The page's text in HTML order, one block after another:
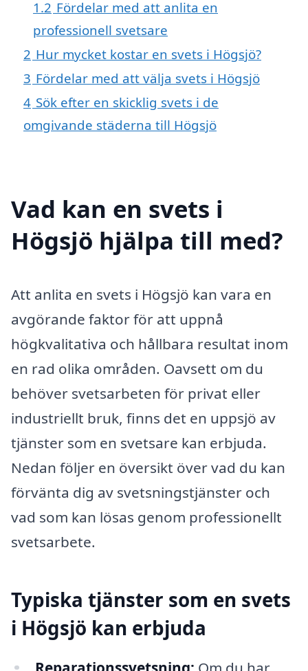
1.2 Fördelar med att anlita en
professionell svetsare
2 Hur mycket kostar en svets i Högsjö?
3 Fördelar med att välja svets i Högsjö
4 Sök efter en skicklig svets i de
omgivande städerna till Högsjö
Vad kan en svets i
Högsjö hjälpa till med?
Att anlita en svets i Högsjö kan vara en
avgörande faktor för att uppnå
högkvalitativa och hållbara resultat inom
en rad olika områden. Oavsett om du
behöver svetsarbeten för privat eller
industriellt bruk, finns det en uppsjö av
tjänster som en svetsare kan erbjuda.
Nedan följer en översikt över vad du kan
förvänta dig av svetsningstjänster och
vad som kan lösas genom professionellt
svetsarbete.
Typiska tjänster som en svets
i Högsjö kan erbjuda